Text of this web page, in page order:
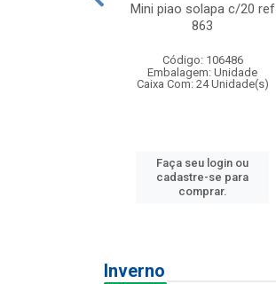
Mini piao solapa c/20 ref
863
Código: 106486
Embalagem: Unidade
Caixa Com: 24 Unidade(s)
Faça seu login ou
cadastre-se para
comprar.
Inverno